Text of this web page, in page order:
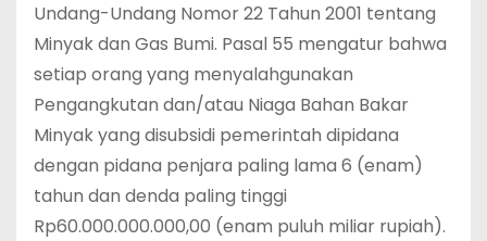
Undang-Undang Nomor 22 Tahun 2001 tentang
Minyak dan Gas Bumi. Pasal 55 mengatur bahwa
setiap orang yang menyalahgunakan
Pengangkutan dan/atau Niaga Bahan Bakar
Minyak yang disubsidi pemerintah dipidana
dengan pidana penjara paling lama 6 (enam)
tahun dan denda paling tinggi
Rp60.000.000.000,00 (enam puluh miliar rupiah).